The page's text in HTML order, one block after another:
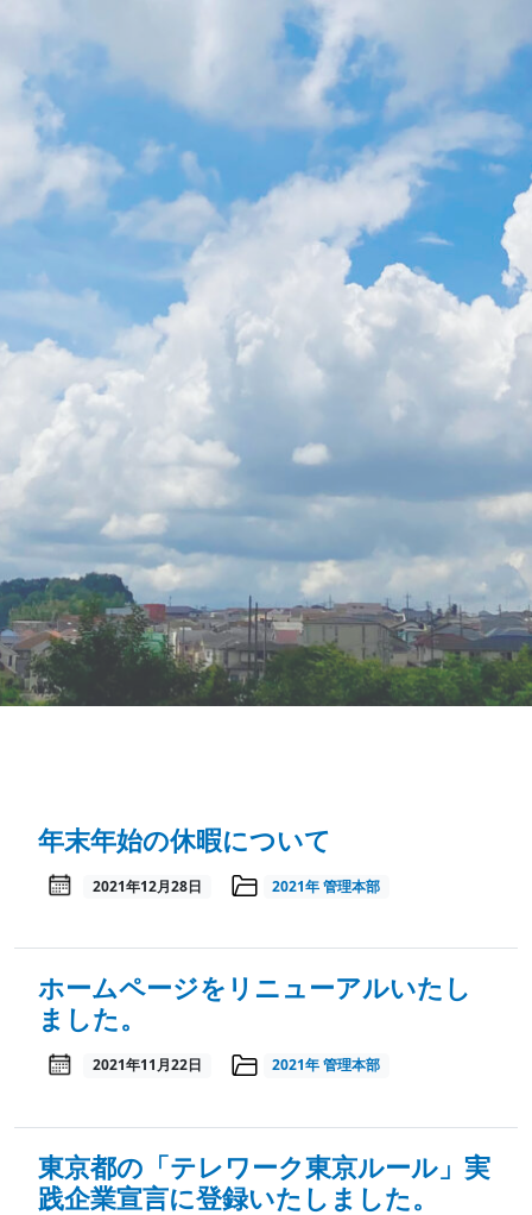
年末年始の休暇について
2021年12月28日 2021年管理本部
ホームページをリニューアルいたし
ました。
2021年11月22日 2021年管理本部
東京都の「テレワーク東京ルール」実
践企業宣言に登録いたしました。